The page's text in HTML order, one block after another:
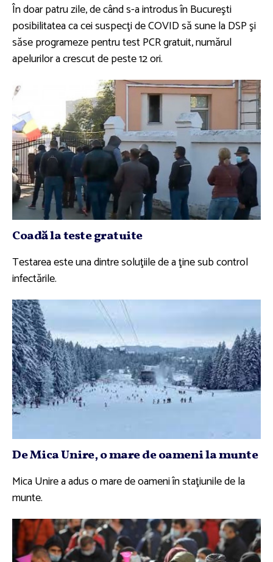
În doar patru zile, de când s-a introdus în Bucureşti
posibilitatea ca cei suspecţi de COVID să sune la DSP şi
săse programeze pentru test PCR gratuit, numărul
apelurilor a crescut de peste 12 ori.
Coadă la teste gratuite
Testarea este una dintre soluţiile de a ţine sub control
infectările.
De Mica Unire, o mare de oameni la munte
Mica Unire a adus o mare de oameni în staţiunile de la
munte.